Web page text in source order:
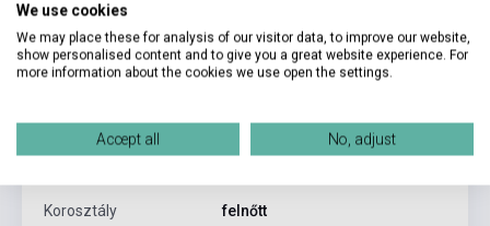
Kötés
Kiadó PEARSON LONGMAN
Formátum
Korosztály felnőtt
We use cookies
We may place these for analysis of our visitor data, to improve our website,
show personalised content and to give you a great website experience. For
more information about the cookies we use open the settings.
Accept all No, adjust